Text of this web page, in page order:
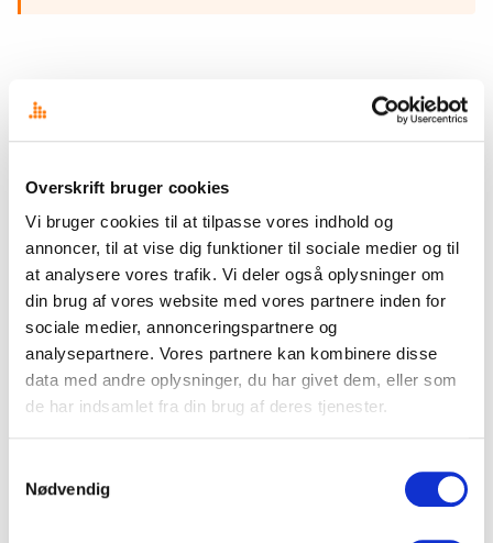
Overskrift bruger cookies
Vi bruger cookies til at tilpasse vores indhold og
annoncer, til at vise dig funktioner til sociale medier og til
at analysere vores trafik. Vi deler også oplysninger om
din brug af vores website med vores partnere inden for
sociale medier, annonceringspartnere og
analysepartnere. Vores partnere kan kombinere disse
data med andre oplysninger, du har givet dem, eller som
de har indsamlet fra din brug af deres tjenester.
Nødvendig
Derfor har vi COPter på til distortion 2013 –
#cphdistortion
— Københavns Politi (@KobenhavnPoliti)
Af andres populære omtaler af politiets indsats kan nævnes Line
Holm Nielsens:
De er så søde, de voksne på Twitter:#cphdistortion
— Line Holm Nielsen (@LineHolm1)